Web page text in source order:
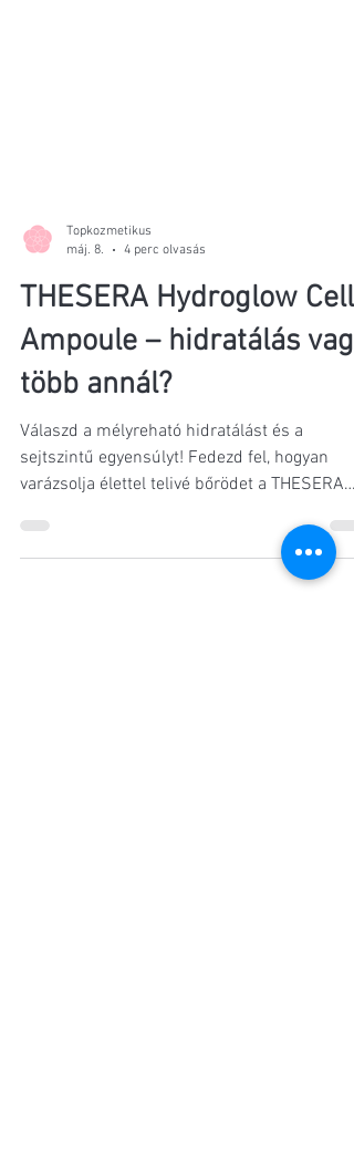
Topkozmetikus
máj. 8.
4 perc olvasás
THESERA Hydroglow Cell
Ampoule – hidratálás vagy
Válaszd a mélyreható hidratálást és a
sejtszintű egyensúlyt! Fedezd fel, hogyan